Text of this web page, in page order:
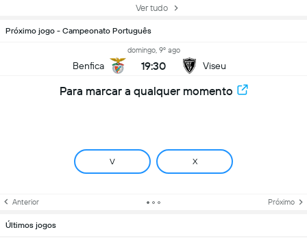
Ver tudo
Próximo jogo - Campeonato Português
Benfica
domingo, 9º ago
19:30 Viseu
Para marcar a qualquer momento
V X
Anterior Próximo
Últimos jogos